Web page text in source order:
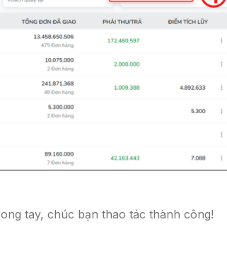
tay, chúc bạn thao tác thành công!